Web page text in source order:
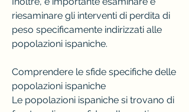
riesaminare gli interventi di perdita di
peso specificamente indirizzati alle
popolazioni ispaniche.
Comprendere le sfide specifiche delle
popolazioni ispaniche
Le popolazioni ispaniche si trovano di